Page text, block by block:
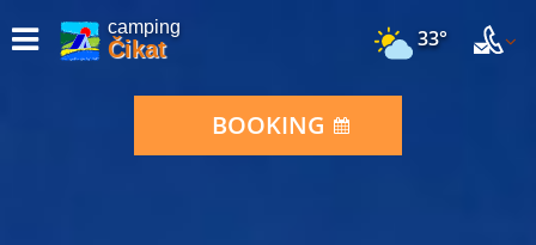
camping
Čikat 33°
BOOKING